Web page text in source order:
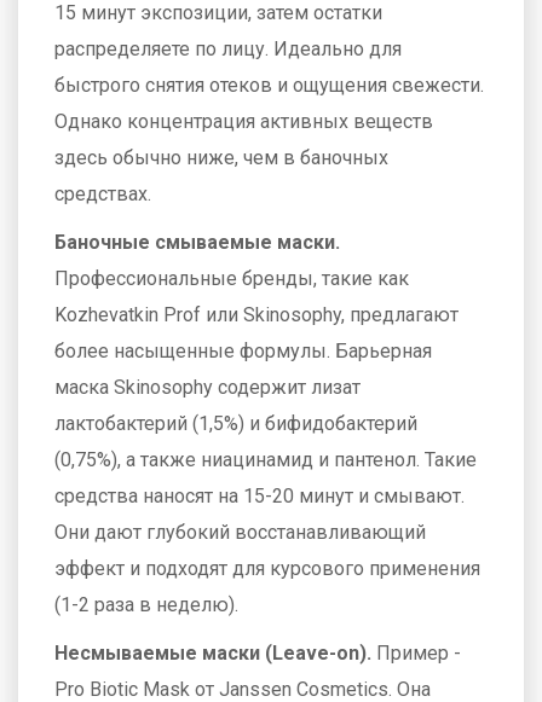
15 минут экспозиции, затем остатки
распределяете по лицу. Идеально для
быстрого снятия отеков и ощущения свежести.
Однако концентрация активных веществ
здесь обычно ниже, чем в баночных
средствах.
Баночные смываемые маски.
Профессиональные бренды, такие как
Kozhevatkin Prof или Skinosophy, предлагают
более насыщенные формулы. Барьерная
маска Skinosophy содержит лизат
лактобактерий (1,5%) и бифидобактерий
(0,75%), а также ниацинамид и пантенол. Такие
средства наносят на 15-20 минут и смывают.
Они дают глубокий восстанавливающий
эффект и подходят для курсового применения
(1-2 раза в неделю).
Несмываемые маски (Leave-on). Пример -
Pro Biotic Mask от Janssen Cosmetics. Она